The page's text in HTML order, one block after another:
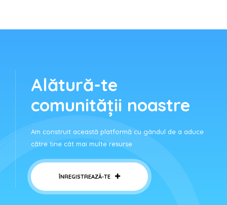
Alătură-te
comunității noastre
Am construit această platformă cu gândul de a aduce
către tine cât mai multe resurse
ÎNREGISTREAZĂ-TE